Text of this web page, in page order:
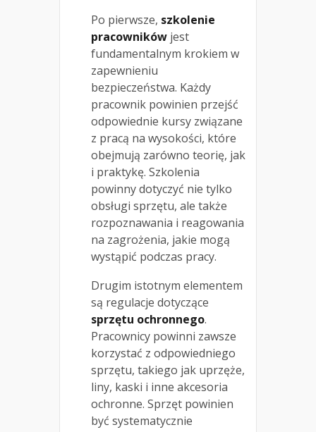
Po pierwsze, szkolenie
pracowników jest
fundamentalnym krokiem w
zapewnieniu
bezpieczeństwa. Każdy
pracownik powinien przejść
odpowiednie kursy związane
z pracą na wysokości, które
obejmują zarówno teorię, jak
i praktykę. Szkolenia
powinny dotyczyć nie tylko
obsługi sprzętu, ale także
rozpoznawania i reagowania
na zagrożenia, jakie mogą
wystąpić podczas pracy.
Drugim istotnym elementem
są regulacje dotyczące
sprzętu ochronnego.
Pracownicy powinni zawsze
korzystać z odpowiedniego
sprzętu, takiego jak uprzęże,
liny, kaski i inne akcesoria
ochronne. Sprzęt powinien
być systematycznie